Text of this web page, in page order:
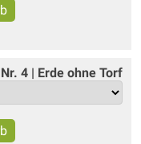
4 | Erde ohne Torf